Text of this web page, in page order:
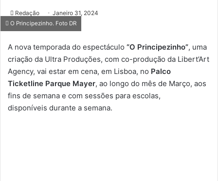
Redação Janeiro 31, 2024
O Principezinho. Foto DR
A nova temporada do espectáculo “O Principezinho”, uma
criação da Ultra Produções, com co-produção da Libert’Art
Agency, vai estar em cena, em Lisboa, no Palco
Ticketline Parque Mayer, ao longo do mês de Março, aos
fins de semana e com sessões para escolas,
disponíveis durante a semana.